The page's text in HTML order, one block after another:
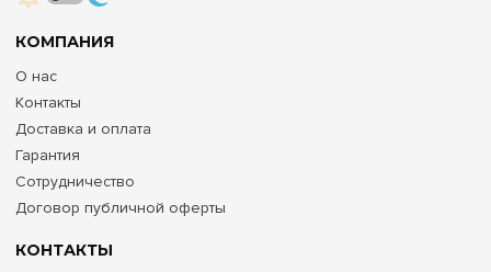
КОНТАКТЫ
КОМПАНИЯ
О нас
Контакты
Доставка и оплата
Гарантия
Сотрудничество
Договор публичной оферты